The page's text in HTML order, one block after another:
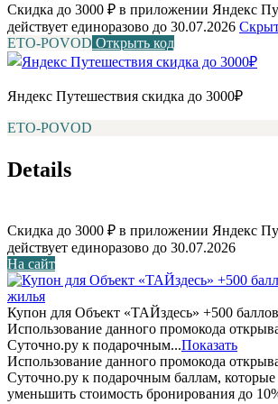
Скидка до 3000 ₽ в приложении Яндекс
действует единоразово до 30.07.2026
ETO-POVOD Открыть код
Яндекс Путешествия скидка до 3000₽
ETO-POVOD
Details
Скидка до 3000 ₽ в приложении Яндекс
действует единоразово до 30.07.2026
На сайт
Купон для Объект «ТАЙздесь» +500
Использование данного промокода
Суточно.ру к подарочным...Показать
Использование данного промокода
Суточно.ру к подарочным баллам,
уменьшить стоимость бронирования до